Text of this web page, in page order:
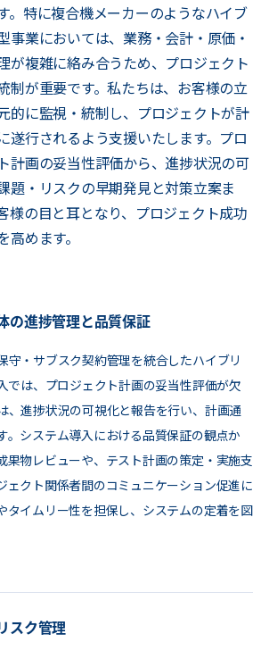
。特に複合機メーカーのようなハイブ
事業においては、業務・会計・原価・
が複雑に絡み合うため、プロジェクト
制が重要です。私たちは、お客様の立
的に監視・統制し、プロジェクトが計
遂行されるよう支援いたします。プロ
計画の妥当性評価から、進捗状況の可
題・リスクの早期発見と対策立案ま
様の目と耳となり、プロジェクト成功
高めます。
の進捗管理と品質保証
守・サブスク契約管理を統合したハイブリ
では、プロジェクト計画の妥当性評価が欠
、進捗状況の可視化と報告を行い、計画通
。システム導入における品質保証の観点か
果物レビューや、テスト計画の策定・実施支
ェクト関係者間のコミュニケーション促進に
タイムリー性を担保し、システムの定着を図
スク管理